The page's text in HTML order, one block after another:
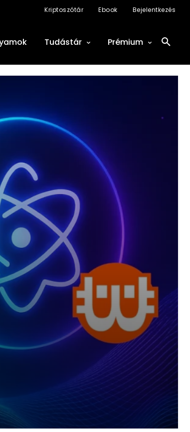
Kriptoszótár Ebook Bejelentkezés
Tudástár Prémium